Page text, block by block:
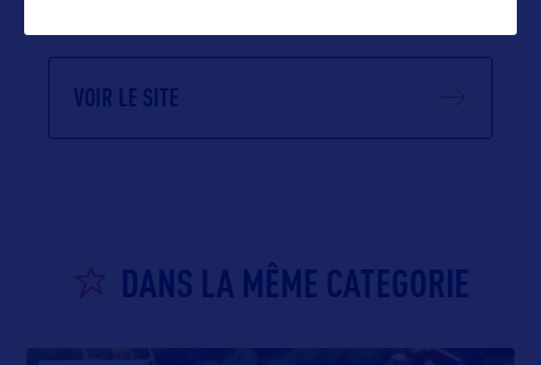
VOIR LE SITE
DANS LA MÊME CATEGORIE